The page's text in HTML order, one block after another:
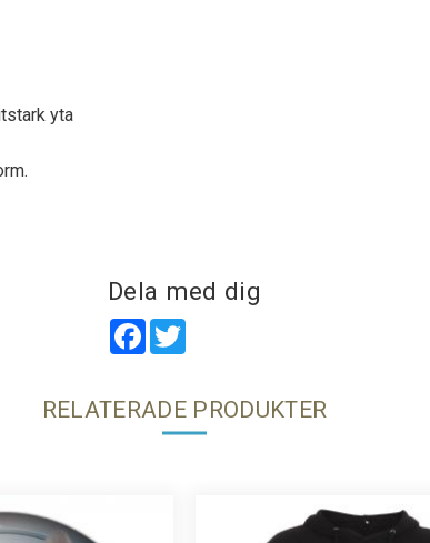
yta
Dela med dig
Facebook
RELATERADE PRODUKTER